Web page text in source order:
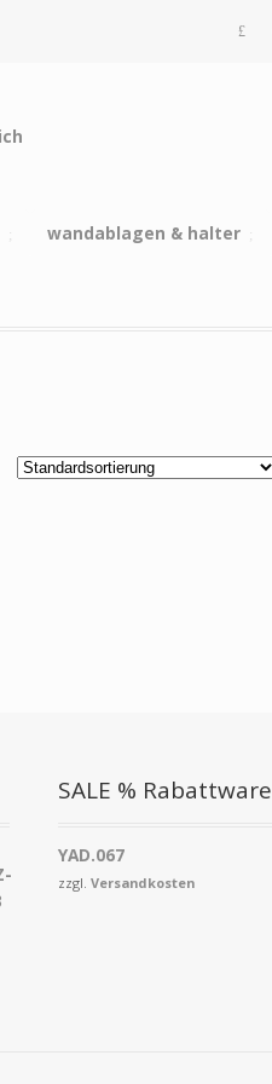
wandablagen & halter
SALE % Rabattware
YAD.067
zzgl. Versandkosten